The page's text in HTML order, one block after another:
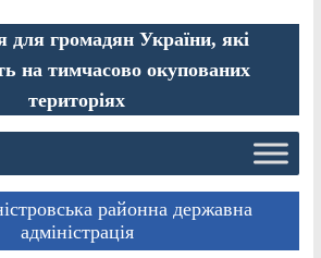
для громадян України, які
на тимчасово окупованих
територіях
районна державна
адміністрація